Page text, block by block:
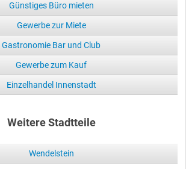
Günstiges Büro mieten
Gewerbe zur Miete
Gastronomie Bar und Club
Gewerbe zum Kauf
Einzelhandel Innenstadt
Weitere Stadtteile
Wendelstein